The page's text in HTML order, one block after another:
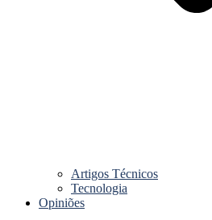
Artigos Técnicos
Tecnologia
Opiniões